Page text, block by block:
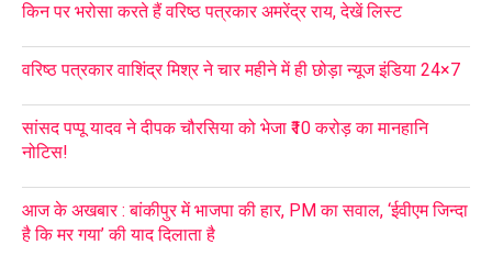
किन पर भरोसा करते हैं वरिष्ठ पत्रकार अमरेंद्र राय, देखें लिस्ट
वरिष्ठ पत्रकार वाशिंद्र मिश्र ने चार महीने में ही छोड़ा न्यूज इंडिया 24×7
सांसद पप्पू यादव ने दीपक चौरसिया को भेजा ₹10 करोड़ का मानहानि
नोटिस!
आज के अखबार : बांकीपुर में भाजपा की हार, PM का सवाल, ‘ईवीएम जिन्दा
है कि मर गया’ की याद दिलाता है